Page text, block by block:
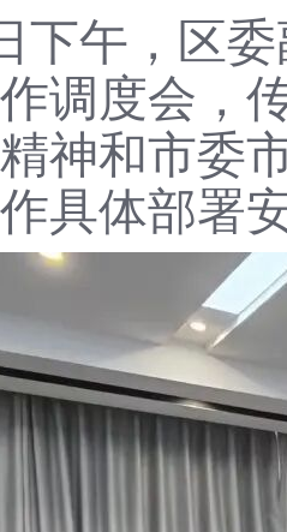
下午，区
调度会，
神和市委
具体部署